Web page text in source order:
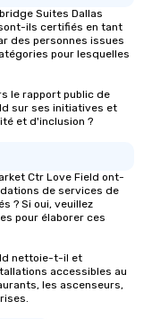
Suites Dallas
ils certifiés en tant
des personnes issues
pour lesquelles
le rapport public de
sur ses initiatives et
et d'inclusion ?
Ctr Love Field ont-
de services de
? Si oui, veuillez
pour élaborer ces
nettoie-t-il et
accessibles au
les ascenseurs,